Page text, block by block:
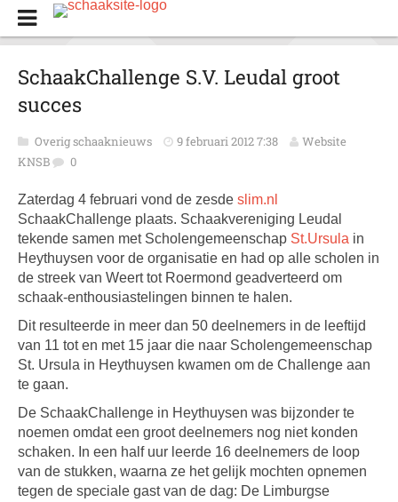
SchaakChallenge S.V. Leudal groot
succes
Overig schaaknieuws 9 februari 2012 7:38
Website
KNSB
0
Zaterdag 4 februari vond de zesde slim.nl
SchaakChallenge plaats. Schaakvereniging Leudal
tekende samen met Scholengemeenschap St.Ursula in
Heythuysen voor de organisatie en had op alle scholen in
de streek van Weert tot Roermond geadverteerd om
schaak-enthousiastelingen binnen te halen.
Dit resulteerde in meer dan 50 deelnemers in de leeftijd
van 11 tot en met 15 jaar die naar Scholengemeenschap
St. Ursula in Heythuysen kwamen om de Challenge aan
te gaan.
De SchaakChallenge in Heythuysen was bijzonder te
noemen omdat een groot deelnemers nog niet konden
schaken. In een half uur leerde 16 deelnemers de loop
van de stukken, waarna ze het gelijk mochten opnemen
tegen de speciale gast van de dag: De Limburgse